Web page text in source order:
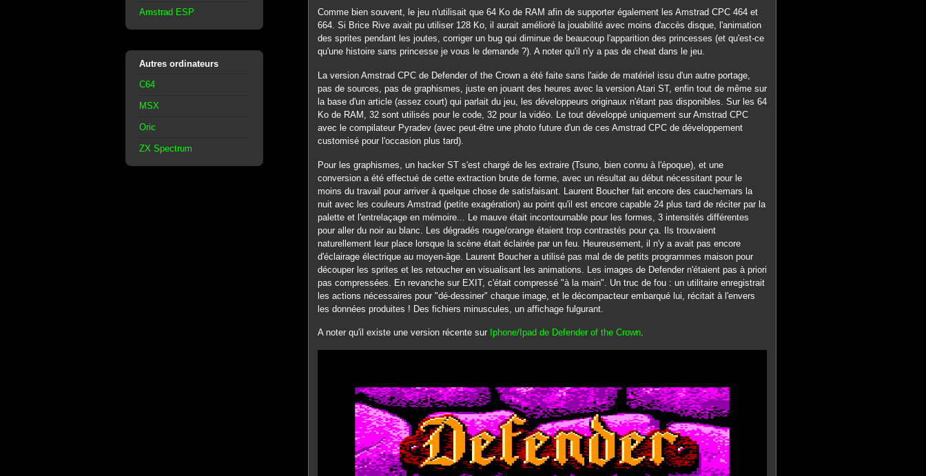
Amstrad ESP
Autres ordinateurs
C64
MSX
Oric
ZX Spectrum
Comme bien souvent, le jeu n'utilisait que 64 Ko de RAM afin de supporter également les Amstrad CPC 464 et
664. Si Brice Rive avait pu utiliser 128 Ko, il aurait amélioré la jouabilité avec moins d'accès disque, l'animation
des sprites pendant les joutes, corriger un bug qui diminue de beaucoup l'apparition des princesses (et qu'est-ce
qu'une histoire sans princesse je vous le demande ?). A noter qu'il n'y a pas de cheat dans le jeu.
La version Amstrad CPC de Defender of the Crown a été faite sans l'aide de matériel issu d'un autre portage,
pas de sources, pas de graphismes, juste en jouant des heures avec la version Atari ST, enfin tout de même sur
la base d'un article (assez court) qui parlait du jeu, les développeurs originaux n'étant pas disponibles. Sur les 64
Ko de RAM, 32 sont utilisés pour le code, 32 pour la vidéo. Le tout développé uniquement sur Amstrad CPC
avec le compilateur Pyradev (avec peut-être une photo future d'un de ces Amstrad CPC de développement
customisé pour l'occasion plus tard).
Pour les graphismes, un hacker ST s'est chargé de les extraire (Tsuno, bien connu à l'époque), et une
conversion a été effectué de cette extraction brute de forme, avec un résultat au début nécessitant pour le
moins du travail pour arriver à quelque chose de satisfaisant. Laurent Boucher fait encore des cauchemars la
nuit avec les couleurs Amstrad (petite exagération) au point qu'il est encore capable 24 plus tard de réciter par la
palette et l'entrelaçage en mémoire... Le mauve était incontournable pour les formes, 3 intensités différentes
pour aller du noir au blanc. Les dégradés rouge/orange étaient trop contrastés pour ça. Ils trouvaient
naturellement leur place lorsque la scène était éclairée par un feu. Heureusement, il n'y a avait pas encore
d'éclairage électrique au moyen-âge. Laurent Boucher a utilisé pas mal de de petits programmes maison pour
découper les sprites et les retoucher en visualisant les animations. Les images de Defender n'étaient pas à priori
pas compressées. En revanche sur EXIT, c'était compressé "à la main". Un truc de fou : un utilitaire enregistrait
les actions nécessaires pour "dé-dessiner" chaque image, et le décompacteur embarqué lui, récitait à l'envers
les données produites ! Des fichiers minuscules, un affichage fulgurant.
A noter qu'il existe une version récente sur Iphone/Ipad de Defender of the Crown.